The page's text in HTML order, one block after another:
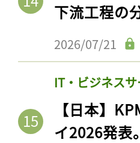
下流工程の
2026/07/21
IT・ビジネス
【日本】
イ2026発表